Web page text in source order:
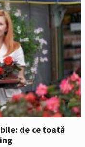
de ce toată